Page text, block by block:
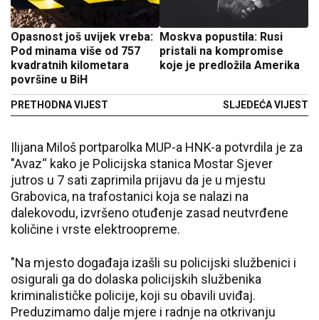
Opasnost još uvijek vreba:
Pod minama više od 757
kvadratnih kilometara
površine u BiH
PRETHODNA VIJEST
Moskva popustila: Rusi
pristali na kompromise
koje je predložila Amerika
SLJEDEĆA VIJEST
Ilijana Miloš portparolka MUP-a HNK-a potvrdila je za
"Avaz“ kako je Policijska stanica Mostar Sjever
jutros u 7 sati zaprimila prijavu da je u mjestu
Grabovica, na trafostanici koja se nalazi na
dalekovodu, izvršeno otuđenje zasad neutvrđene
količine i vrste elektroopreme.
"Na mjesto događaja izašli su policijski službenici i
osigurali ga do dolaska policijskih službenika
kriminalističke policije, koji su obavili uviđaj.
Preduzimamo dalje mjere i radnje na otkrivanju